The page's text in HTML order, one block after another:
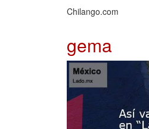
Chilango.com
gema